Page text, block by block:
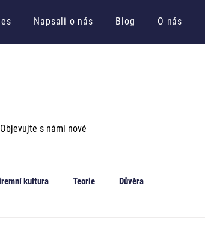
Napsali o nás Blog O nás
s námi nové
kultura Teorie Důvěra